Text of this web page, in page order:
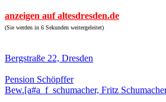
anzeigen auf altesdresden.de
(Sie werden in 6 Sekunden weitergeleitet)
Bergstraße 22, Dresden
Pension Schöpffer
Bew.[a#a_f_schumacher, Fritz